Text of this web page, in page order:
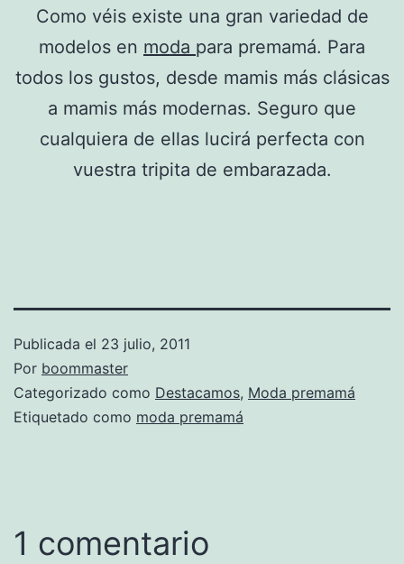
Como véis existe una gran variedad de
modelos en moda para premamá. Para
todos los gustos, desde mamis más clásicas
a mamis más modernas. Seguro que
cualquiera de ellas lucirá perfecta con
vuestra tripita de embarazada.
Publicada el 23 julio, 2011
Por boommaster
Categorizado como Destacamos, Moda premamá
Etiquetado como moda premamá
1 comentario